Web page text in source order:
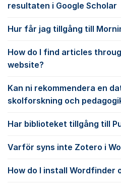
resultaten i Google Scholar
Hur får jag tillgång till
How do I find articles
website?
Kan ni rekommendera en
skolforskning och
Har biblioteket tillgång till
Varför syns inte Zotero i
How do I install Wordfinder